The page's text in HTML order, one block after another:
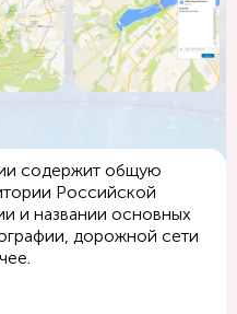
содержит общую
Российской
и названии основных
дорожной сети